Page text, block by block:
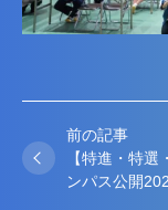
前の記事
【特進・特
ンパス公開